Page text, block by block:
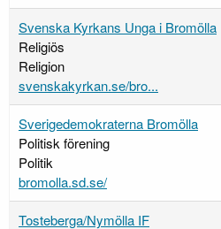
Svenska Kyrkans Unga i Bromölla
Religiös
Religion
svenskakyrkan.se/bro...
Sverigedemokraterna Bromölla
Politisk förening
Politik
bromolla.sd.se/
Tosteberga/Nymölla IF